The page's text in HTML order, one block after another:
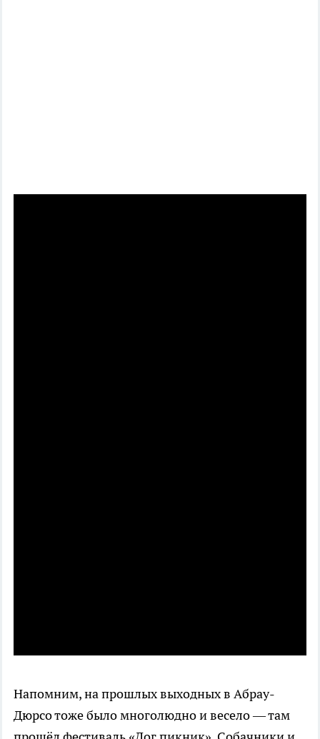
Напомним, на прошлых выходных в Абрау-
Дюрсо тоже было многолюдно и весело — там